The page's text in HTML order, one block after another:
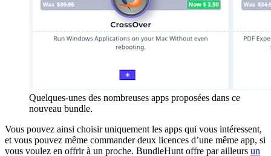
Quelques-unes des nombreuses apps proposées dans ce
nouveau bundle.
Vous pouvez ainsi choisir uniquement les apps qui vous intéressent,
et vous pouvez même commander deux licences d’une même app, si
vous voulez en offrir à un proche. BundleHunt offre par ailleurs un